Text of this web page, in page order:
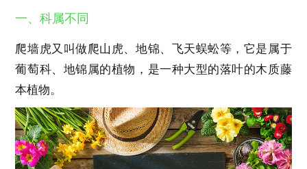
一、科属不同
爬墙虎又叫做爬山虎、地锦、飞天蜈蚣等，它是属于
葡萄科、地锦属的植物，是一种大型的落叶的木质藤
本植物。